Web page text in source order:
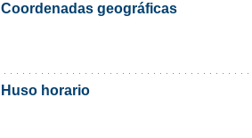
Coordenadas geográficas
Huso horario